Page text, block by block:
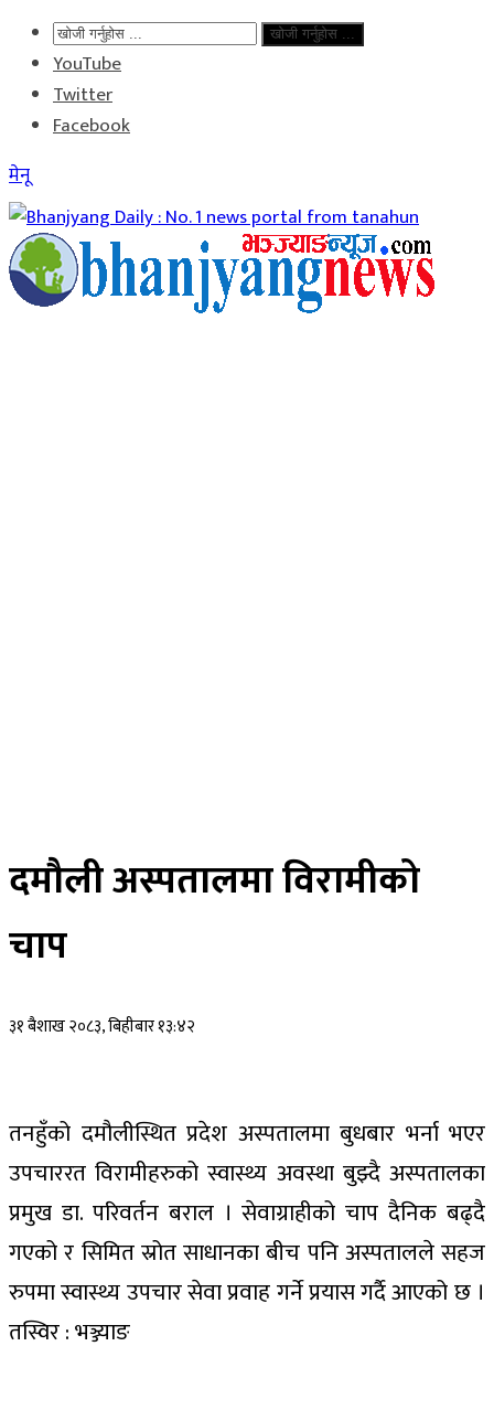
खोजी गर्नुहोस ...
YouTube
Twitter
Facebook
मेनू
दमौली अस्पतालमा विरामीको
चाप
३१ बैशाख २०८३, बिहीबार १३:४२
तनहुँको दमौलीस्थित प्रदेश अस्पतालमा बुधबार भर्ना भएर
उपचाररत विरामीहरुको स्वास्थ्य अवस्था बुझ्दै अस्पतालका
प्रमुख डा. परिवर्तन बराल । सेवाग्राहीको चाप दैनिक बढ्दै
गएको र सिमित स्रोत साधानका बीच पनि अस्पतालले सहज
रुपमा स्वास्थ्य उपचार सेवा प्रवाह गर्ने प्रयास गर्दै आएको छ ।
तस्विर : भञ्ज्याङ